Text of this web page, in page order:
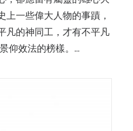
一些偉大人物的事蹟，
凡的神同工，才有不平凡
仰效法的榜樣。…